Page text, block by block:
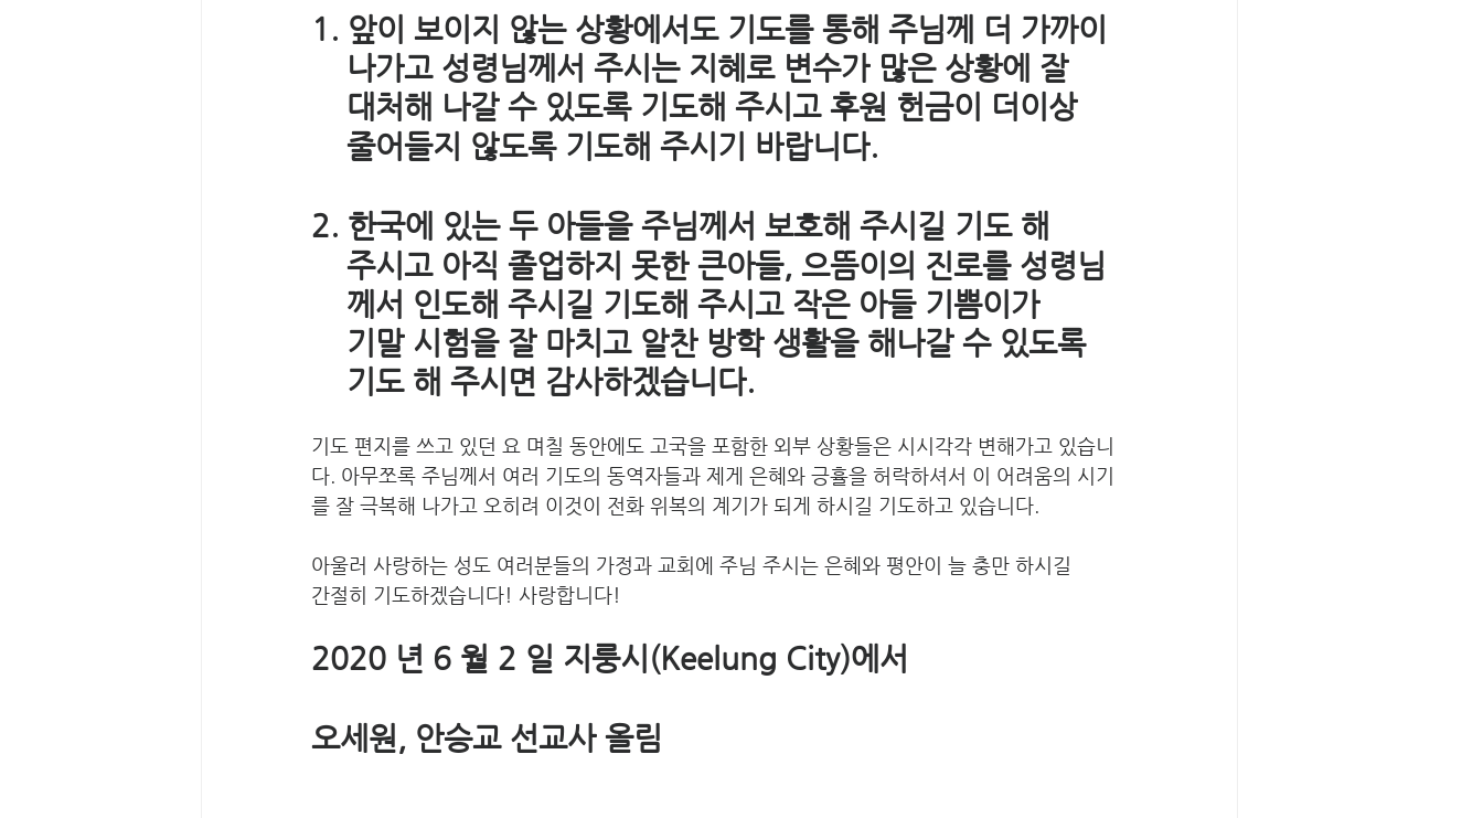
1. 앞이 보이지 않는 상황에서도 기도를 통해 주님께 더 가까이
    나가고 성령님께서 주시는 지혜로 변수가 많은 상황에 잘
    대처해 나갈 수 있도록 기도해 주시고 후원 헌금이 더이상
    줄어들지 않도록 기도해 주시기 바랍니다.
2. 한국에 있는 두 아들을 주님께서 보호해 주시길 기도 해
    주시고 아직 졸업하지 못한 큰아들, 으뜸이의 진로를 성령님
    께서 인도해 주시길 기도해 주시고 작은 아들 기쁨이가
    기말 시험을 잘 마치고 알찬 방학 생활을 해나갈 수 있도록
    기도 해 주시면 감사하겠습니다.
기도 편지를 쓰고 있던 요 며칠 동안에도 고국을 포함한 외부 상황들은 시시각각 변해가고 있습니
다. 아무쪼록 주님께서 여러 기도의 동역자들과 제게 은혜와 긍휼을 허락하셔서 이 어려움의 시기
를 잘 극복해 나가고 오히려 이것이 전화 위복의 계기가 되게 하시길 기도하고 있습니다.
아울러 사랑하는 성도 여러분들의 가정과 교회에 주님 주시는 은혜와 평안이 늘 충만 하시길
간절히 기도하겠습니다! 사랑합니다!
2020 년 6 월 2 일 지룽시(Keelung City)에서
오세원, 안승교 선교사 올림